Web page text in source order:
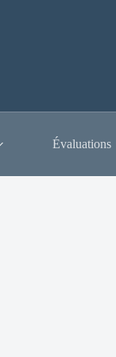
Évaluations